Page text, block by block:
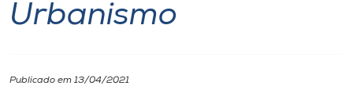
Portal de Ensino
Urbanismo
Publicado em 13/04/2021